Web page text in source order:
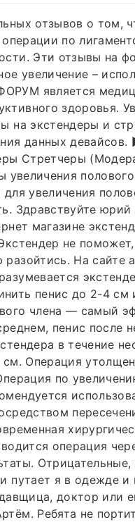
отзывов о том,
по
Эти отзывы на
увеличение –
является
здоровья.
на экстендеры и
данных
Стретчеры
увеличения
для увеличения
Здравствуйте юрий
магазине
не
На сайте
пенис до 2-4 см
члена — самый
пенис после
в течение
Операция
по
операция
путает я в одежде
доктор или
Ребята не